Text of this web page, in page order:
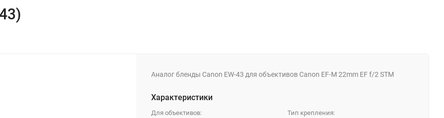
Аналог бленды Canon EW-43 для объективов Canon EF-M 22mm EF f/2 STM
Характеристики
Для объективов:
Тип крепления: